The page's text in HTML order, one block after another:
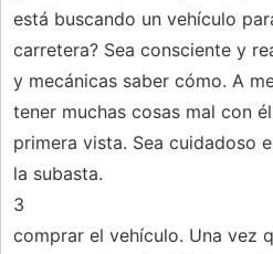
está buscando un vehículo
carretera? Sea consciente y
y mecánicas saber cómo. A
tener muchas cosas mal con
primera vista. Sea cuidadoso
la subasta.
3
comprar el vehículo. Una vez